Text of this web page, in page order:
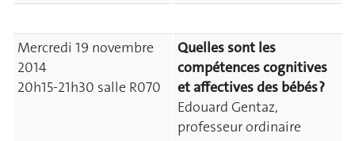
Mercredi 19 novembre
2014
20h15-21h30 salle R070
Quelles sont les
compétences cognitives
et affectives des bébés ?
Edouard Gentaz,
professeur ordinaire